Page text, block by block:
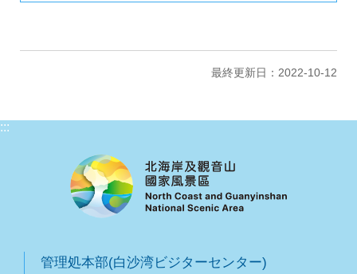
最終更新日：2022-10-12
:::
管理処本部(白沙湾ビジターセンター)